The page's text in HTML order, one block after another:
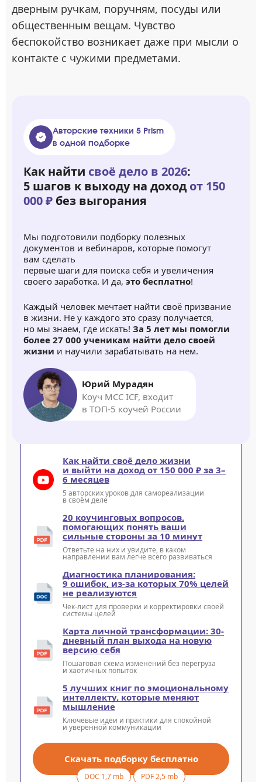
дверным ручкам, поручням, посуды или
общественным вещам. Чувство
беспокойство возникает даже при мысли о
контакте с чужими предметами.
Авторские техники 5 Prism
в одной подборке
Как найти своё дело в 2026:
5 шагов к выходу на доход от 150
000 ₽ без выгорания
Мы подготовили подборку полезных
документов и вебинаров, которые помогут
вам сделать
первые шаги для поиска себя и увеличения
своего заработка. И да, это бесплатно!
Каждый человек мечтает найти своё призвание
в жизни. Не у каждого это сразу получается,
но мы знаем, где искать! За 5 лет мы помогли
более 27 000 ученикам найти дело своей
жизни и научили зарабатывать на нем.
Юрий Мурадян
Коуч MCC ICF, входит
в ТОП-5 коучей России
Как найти своё дело жизни
и выйти на доход от 150 000 ₽ за 3–
6 месяцев
5 авторских уроков для самореализации
в своём деле
20 коучинговых вопросов,
помогающих понять ваши
сильные стороны за 10 минут
Ответьте на них и увидите, в каком
направлении вам легче всего развиваться
Диагностика планирования:
9 ошибок, из-за которых 70% целей
не реализуются
Чек-лист для проверки и корректировки своей
системы целей
Карта личной трансформации: 30-
дневный план выхода на новую
версию себя
Пошаговая схема изменений без перегруза
и хаотичных попыток
5 лучших книг по эмоциональному
интеллекту, которые меняют
мышление
Ключевые идеи и практики для спокойной
и уверенной коммуникации
Скачать подборку бесплатно
DOC 1,7 mb PDF 2,5 mb